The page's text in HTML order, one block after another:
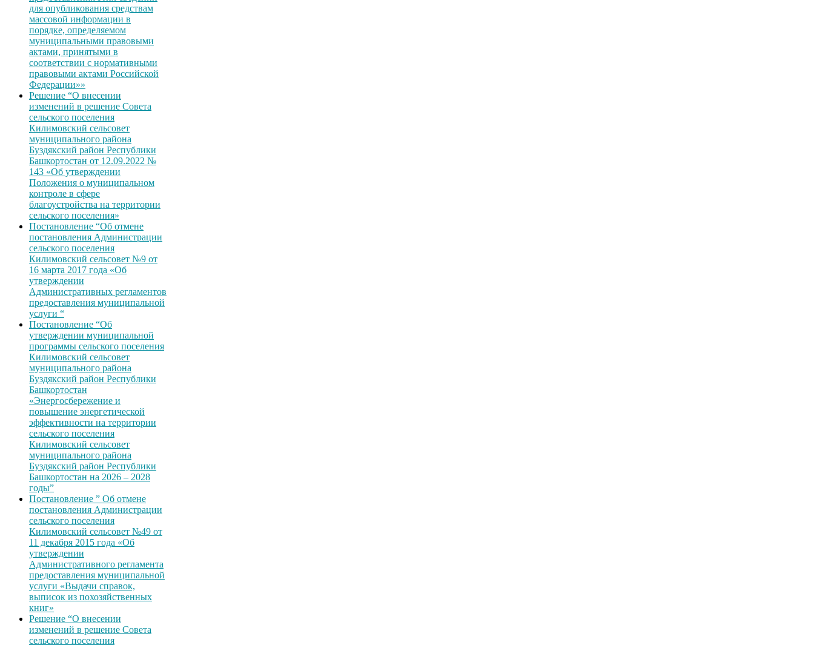
для опубликования средствам
массовой информации в
порядке, определяемом
муниципальными правовыми
актами, принятыми в
соответствии с нормативными
правовыми актами Российской
Федерации»»
Решение “О внесении
изменений в решение Совета
сельского поселения
Килимовский сельсовет
муниципального района
Буздякский район Республики
Башкортостан от 12.09.2022 №
143 «Об утверждении
Положения о муниципальном
контроле в сфере
благоустройства на территории
сельского поселения»
Постановление “Об отмене
постановления Администрации
сельского поселения
Килимовский сельсовет №9 от
16 марта 2017 года «Об
утверждении
Административных регламентов
предоставления муниципальной
услуги “
Постановление “Об
утверждении муниципальной
программы сельского поселения
Килимовский сельсовет
муниципального района
Буздякский район Республики
Башкортостан
«Энергосбережение и
повышение энергетической
эффективности на территории
сельского поселения
Килимовский сельсовет
муниципального района
Буздякский район Республики
Башкортостан на 2026 – 2028
годы”
Постановление ” Об отмене
постановления Администрации
сельского поселения
Килимовский сельсовет №49 от
11 декабря 2015 года «Об
утверждении
Административного регламента
предоставления муниципальной
услуги «Выдачи справок,
выписок из похозяйственных
книг»
Решение “О внесении
изменений в решение Совета
сельского поселения